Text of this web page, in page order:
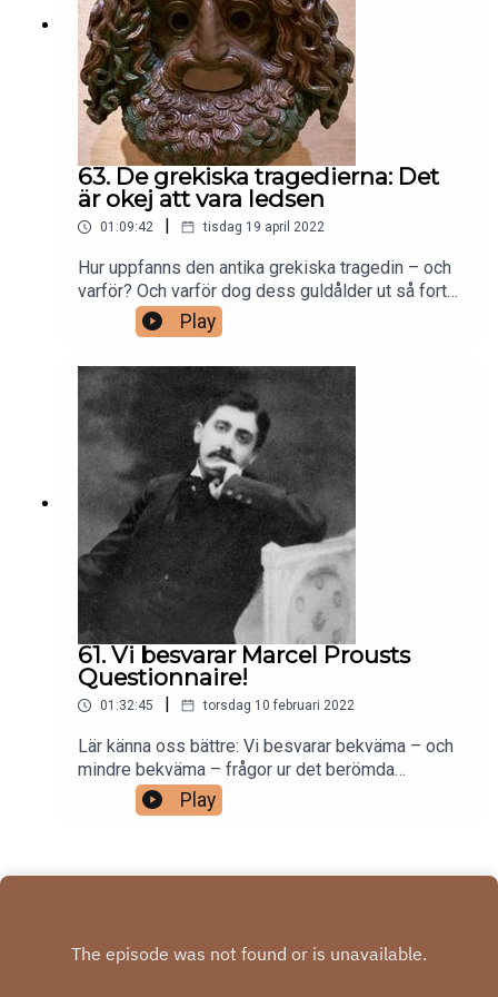
i D-dur ur "Pomp and Circumstance" av Edward
Elgar med Eastern Wind Symphony
63. De grekiska tragedierna: Det
är okej att vara ledsen
01:09:42 | tisdag 19 april 2022
Hur uppfanns den antika grekiska tragedin – och
varför? Och varför dog dess guldålder ut så fort?
Vi går igenom hur de uppfördes, satyrer med
enorma stånd och hur grekerna skapade den
tragiska människan.Besök vår hemsida
www.delfyne.se och följ Delfyne förlag och Alla
tiders podcast i sociala medier!Bild: Tragisk
mask från 400 f.Kr. på Arkeologiska museet,
Piraeus / Wikimedia CommonsMusik: Tragisk
ouverture, op. 81 av Johannes Brahms med
Musopen symphony.
Play
61. Vi besvarar Marcel Prousts
Questionnaire!
01:32:45 | torsdag 10 februari 2022
Lär känna oss bättre: Vi besvarar bekväma – och
mindre bekväma – frågor ur det berömda
frågeformulär som Proust två gånger besvarade
och som allt sedan dess kommit att förknippas
Play